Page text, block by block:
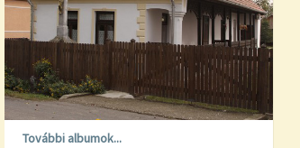
További albumok...